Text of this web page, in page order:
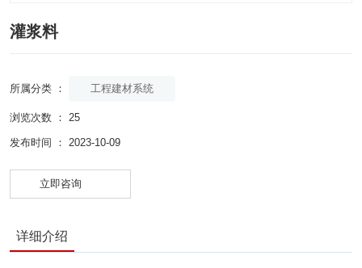
灌浆料
所属分类 ： 工程建材系统
浏览次数 ： 25
发布时间 ： 2023-10-09
立即咨询
详细介绍